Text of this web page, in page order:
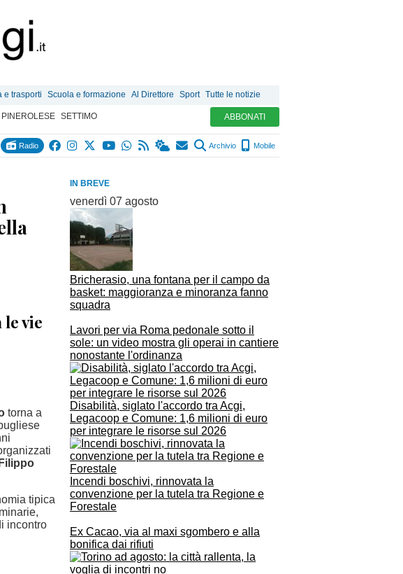
e trasporti Scuola e formazione Al Direttore Sport Tutte le notizie
PINEROLESE SETTIMO ABBONATI
Radio Archivio Mobile
IN BREVE
venerdì 07 agosto
Bricherasio, una fontana per il campo da
basket: maggioranza e minoranza fanno
squadra
Lavori per via Roma pedonale sotto il
sole: un video mostra gli operai in cantiere
nonostante l'ordinanza
Disabilità, siglato l'accordo tra Acgi,
Legacoop e Comune: 1,6 milioni di euro
per integrare le risorse sul 2026
Incendi boschivi, rinnovata la
convenzione per la tutela tra Regione e
Forestale
Ex Cacao, via al maxi sgombero e alla
bonifica dai rifiuti
vie
torna a
Filippo
tipica
incontro